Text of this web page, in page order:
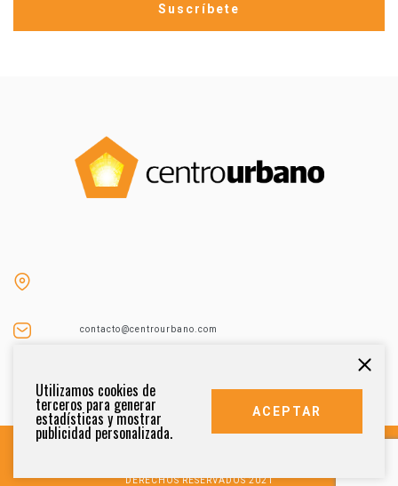
contacto@centrourbano.com
DERECHOS RESERVADOS 2021
Utilizamos cookies de
terceros para generar
estadísticas y mostrar
publicidad personalizada.
ACEPTAR